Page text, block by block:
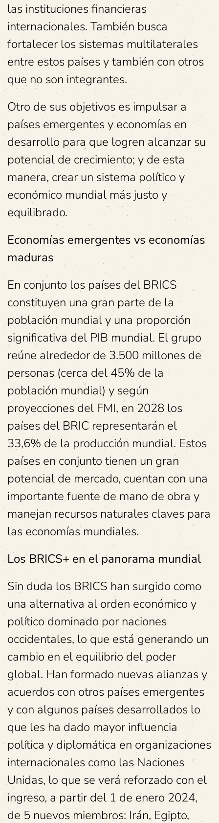
las instituciones financieras
internacionales. También busca
fortalecer los sistemas multilaterales
entre estos países y también con otros
que no son integrantes.
Otro de sus objetivos es impulsar a
países emergentes y economías en
desarrollo para que logren alcanzar su
potencial de crecimiento; y de esta
manera, crear un sistema político y
económico mundial más justo y
equilibrado.
Economías emergentes vs economías
maduras
En conjunto los países del BRICS
constituyen una gran parte de la
población mundial y una proporción
significativa del PIB mundial. El grupo
reúne alrededor de 3.500 millones de
personas (cerca del 45% de la
población mundial) y según
proyecciones del FMI, en 2028 los
países del BRIC representarán el
33,6% de la producción mundial. Estos
países en conjunto tienen un gran
potencial de mercado, cuentan con una
importante fuente de mano de obra y
manejan recursos naturales claves para
las economías mundiales.
Los BRICS+ en el panorama mundial
Sin duda los BRICS han surgido como
una alternativa al orden económico y
político dominado por naciones
occidentales, lo que está generando un
cambio en el equilibrio del poder
global. Han formado nuevas alianzas y
acuerdos con otros países emergentes
y con algunos países desarrollados lo
que les ha dado mayor influencia
política y diplomática en organizaciones
internacionales como las Naciones
Unidas, lo que se verá reforzado con el
ingreso, a partir del 1 de enero 2024,
de 5 nuevos miembros: Irán, Egipto,